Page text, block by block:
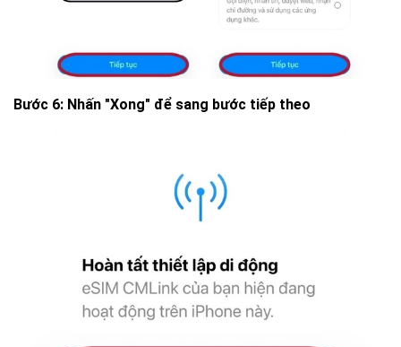
Bước 6: Nhấn "Xong" để sang bước tiếp theo